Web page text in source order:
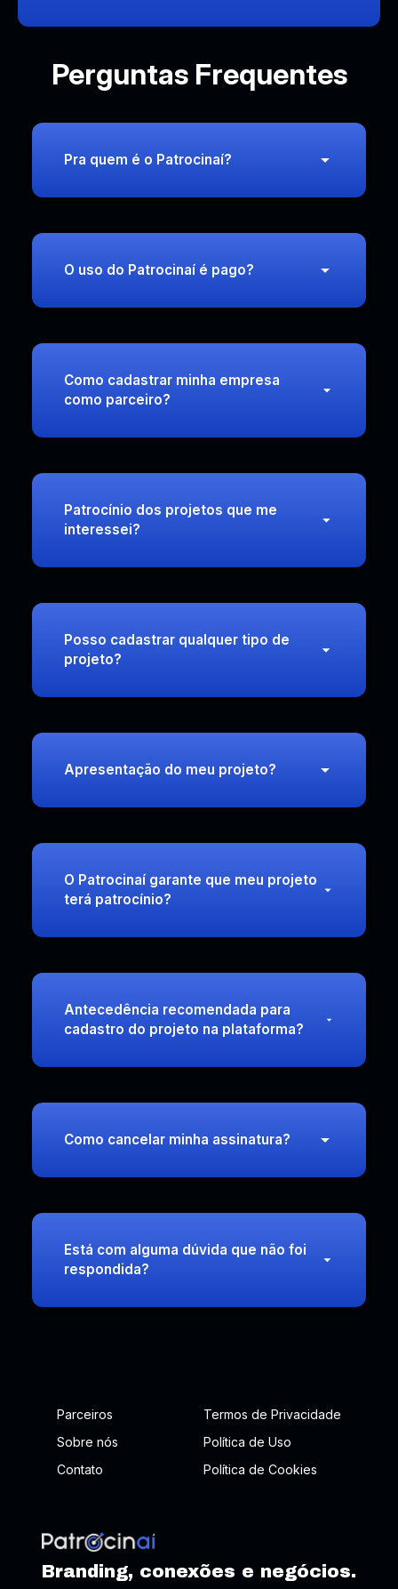
Perguntas Frequentes
Pra quem é o Patrocinaí?
O uso do Patrocinaí é pago?
Como cadastrar minha empresa
como parceiro?
Patrocínio dos projetos que me
interessei?
Posso cadastrar qualquer tipo de
projeto?
Apresentação do meu projeto?
O Patrocinaí garante que meu projeto
terá patrocínio?
Antecedência recomendada para
cadastro do projeto na plataforma?
Como cancelar minha assinatura?
Está com alguma dúvida que não foi
respondida?
Branding, conexões e negócios.
Parceiros
Termos de Privacidade
Sobre nós
Política de Uso
Contato
Política de Cookies